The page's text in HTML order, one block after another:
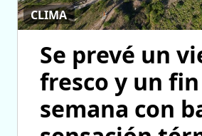
CLIMA
Se prevé un
fresco y un
semana con